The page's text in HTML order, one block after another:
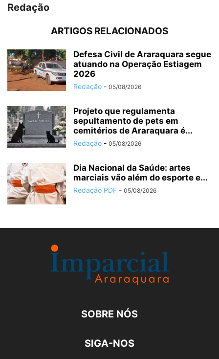
Redação
ARTIGOS RELACIONADOS
Defesa Civil de Araraquara segue
atuando na Operação Estiagem
2026
Redação - 05/08/2026
Projeto que regulamenta
sepultamento de pets em
cemitérios de Araraquara é...
Redação - 05/08/2026
Dia Nacional da Saúde: artes
marciais vão além do esporte e...
Redação PDF - 05/08/2026
SOBRE NÓS
SIGA-NOS